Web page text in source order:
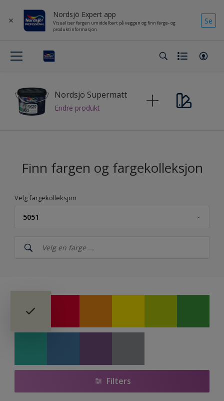
Nordsjö Expert app
Visualiser fargen umiddelbart på veggen og finn farge- og
produktinformasjon
Se
Nordsjö Supermatt
Endre produkt
Finn fargen og fargekolleksjon
Velg fargekolleksjon
5051
Nordsjö
Ferdigblandet farger
Colour Futures 2024 - Nordsjö Sweet Embrace™
Filters